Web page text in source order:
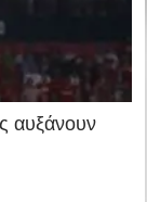
αυξάνουν